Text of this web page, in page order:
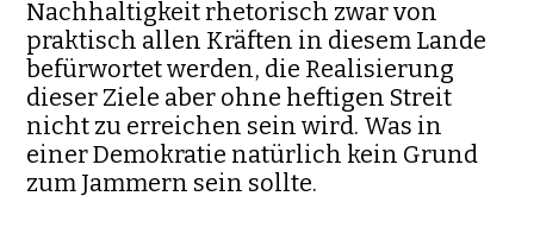
Nachhaltigkeit rhetorisch zwar von
praktisch allen Kräften in diesem Lande
befürwortet werden, die Realisierung
dieser Ziele aber ohne heftigen Streit
nicht zu erreichen sein wird. Was in
einer Demokratie natürlich kein Grund
zum Jammern sein sollte.